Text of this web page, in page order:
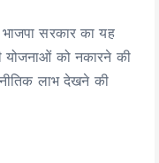
सरकार का यह
योजनाओं को नकारने की
लाभ देखने की